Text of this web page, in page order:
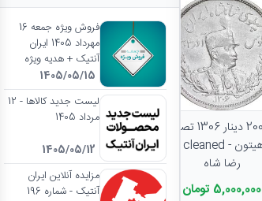
سکه 2000 دینار 1306 تصویری -
ضرب هیتون - EF - cleaned -
رضا شاه
5,000,000 تومان
نتایج بیشتر...
فروش ویژه جمعه 16
مهرداد 1405 ایران
آنتیک + هدیه ویژه
1405/05/15
لیست جدید کالاها - 12
مرداد 1405
1405/05/12
مزایده آنلاین ایران
آنتیک - شماره 196